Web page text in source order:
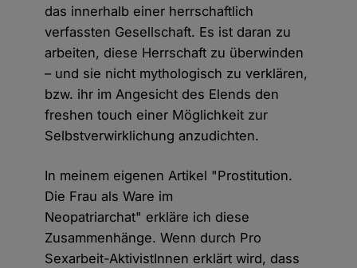
das innerhalb einer herrschaftlich
verfassten Gesellschaft. Es ist daran zu
arbeiten, diese Herrschaft zu überwinden
– und sie nicht mythologisch zu verklären,
bzw. ihr im Angesicht des Elends den
freshen touch einer Möglichkeit zur
Selbstverwirklichung anzudichten.
In meinem eigenen Artikel "Prostitution.
Die Frau als Ware im
Neopatriarchat" erkläre ich diese
Zusammenhänge. Wenn durch Pro
Sexarbeit-AktivistInnen erklärt wird, dass